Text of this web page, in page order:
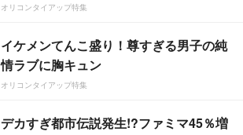
オリコンタイアップ特集
イケメンてんこ盛り！尊すぎる男子の純
情ラブに胸キュン
オリコンタイアップ特集
デカすぎ都市伝説発生!?ファミマ45％増